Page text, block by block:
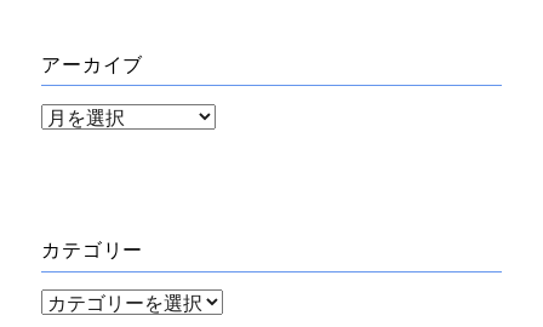
アーカイブ
ア
ブ
カテゴリー
カ